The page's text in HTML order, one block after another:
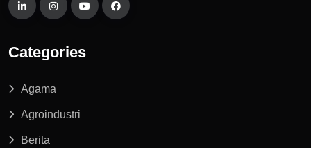
Categories
Agama
Agroindustri
Berita